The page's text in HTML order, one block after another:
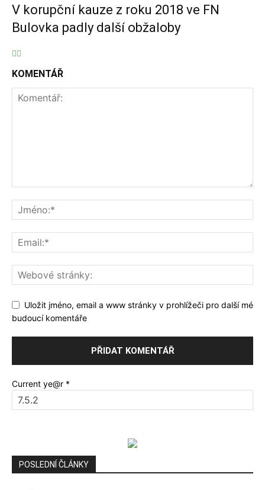
V korupční kauze z roku 2018 ve FN
Bulovka padly další obžaloby
KOMENTÁŘ
Uložit jméno, email a www stránky v prohlížeči pro další mé
budoucí komentáře
Current ye@r *
POSLEDNÍ ČLÁNKY